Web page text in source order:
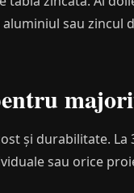
sau zincul
și durabilitate.
sau orice